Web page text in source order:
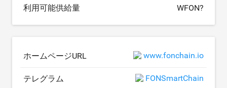
利用可能供給量
WFON?
ホームページURL www.fonchain.io
テレグラム FONSmartChain